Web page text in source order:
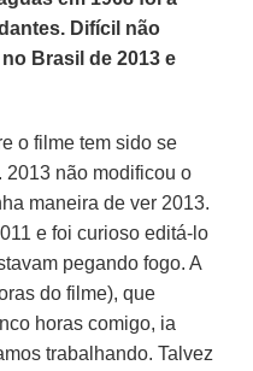
Difícil não
Brasil de 2013 e
o filme tem sido se
2013 não modificou o
maneira de ver 2013.
e foi curioso editá-lo
pegando fogo. A
do filme), que
horas comigo, ia
trabalhando. Talvez